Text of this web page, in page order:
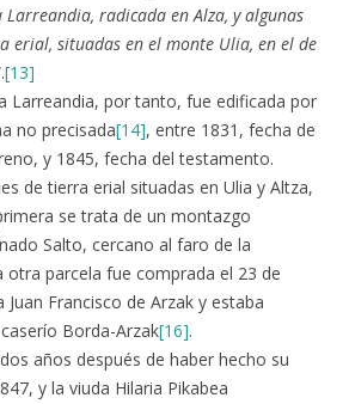
radicada en Alza, y algunas
erial, situadas en el monte Ulia, en el de
[13]
Larreandia, por tanto, fue edificada por
no precisada[14], entre 1831, fecha de
y 1845, fecha del testamento.
de tierra erial situadas en Ulia y Altza,
se trata de un montazgo
Salto, cercano al faro de la
otra parcela fue comprada el 23 de
Francisco de Arzak y estaba
Borda-Arzak[16].
años después de haber hecho su
y la viuda Hilaria Pikabea